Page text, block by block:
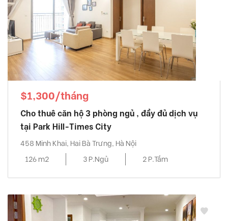
$1,300/tháng
Cho thuê căn hộ 3 phòng ngủ , đầy đủ dịch vụ
tại Park Hill-Times City
458 Minh Khai, Hai Bà Trưng, Hà Nội
126 m2
3 P.Ngủ 2 P.Tắm